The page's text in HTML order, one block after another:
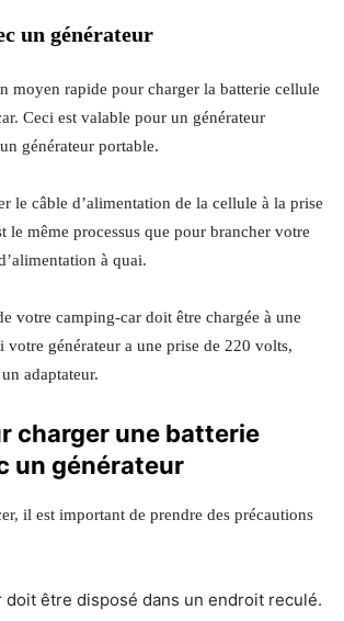
un générateur
moyen rapide pour charger la batterie cellule
Ceci est valable pour un générateur
générateur portable.
le câble d’alimentation de la cellule à la prise
le même processus que pour brancher votre
à quai.
votre camping-car doit être chargée à une
votre générateur a une prise de 220 volts,
adaptateur.
charger une batterie
un générateur
il est important de prendre des précautions
doit être disposé dans un endroit reculé.